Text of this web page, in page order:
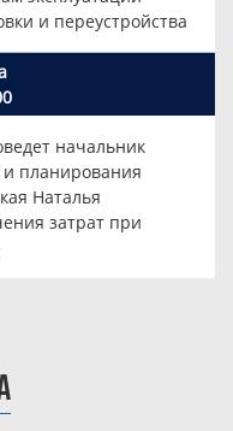
и переустройства
начальник
и планирования
Наталья
затрат при